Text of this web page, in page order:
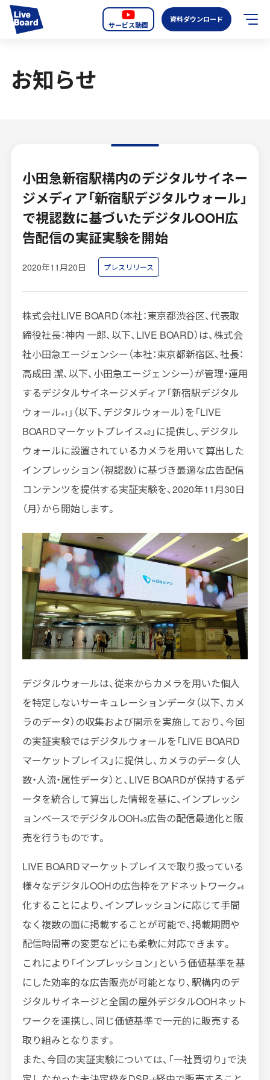
サービス動画
資料ダウンロード
サービス紹介
導入事例
全国のスクリーン
お知らせ
オーディエンスデータの階層
インプレッションデータの算出方法
お問い合わせ
掲載までの流れ
お知らせ
小田急新宿駅構内のデジタルサイネー
ジメディア「新宿駅デジタルウォール」
で視認数に基づいたデジタルOOH広
告配信の実証実験を開始
2020年11月20日 プレスリリース
株式会社LIVE BOARD（本社：東京都渋谷区、代表取
締役社長：神内 一郎、以下、LIVE BOARD）は、株式会
社小田急エージェンシー（本社：東京都新宿区、社長：
高成田 潔、以下、小田急エージェンシー）が管理・運用
するデジタルサイネージメディア「新宿駅デジタル
ウォール※1 」（以下、デジタルウォール）を「LIVE
BOARDマーケットプレイス※2」に提供し、デジタル
ウォールに設置されているカメラを用いて算出した
インプレッション（視認数）に基づき最適な広告配信
コンテンツを提供する実証実験を、2020年11月30日
（月）から開始します。
デジタルウォールは、従来からカメラを用いた個人
を特定しないサーキュレーションデータ（以下、カメ
ラのデータ）の収集および開示を実施しており、今回
の実証実験ではデジタルウォールを「LIVE BOARD
マーケットプレイス」に提供し、カメラのデータ（人
数・人流・属性データ）と、LIVE BOARDが保持するデ
ータを統合して算出した情報を基に、インプレッシ
ョンベースでデジタルOOH※3広告の配信最適化と販
売を行うものです。
LIVE BOARDマーケットプレイスで取り扱っている
様々なデジタルOOHの広告枠をアドネットワーク※4
化することにより、インプレッションに応じて手間
なく複数の面に掲載することが可能で、掲載期間や
配信時間帯の変更などにも柔軟に対応できます。
これにより「インプレッション」という価値基準を基
にした効率的な広告販売が可能となり、駅構内のデ
ジタルサイネージと全国の屋外デジタルOOHネット
ワークを連携し、同じ価値基準で一元的に販売する
取り組みとなります。
また、今回の実証実験については、「一社買切り」で決